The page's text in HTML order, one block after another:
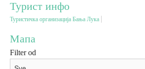
Мапа дестинација
Смјештај
Турист инфо
Туристичка организација Бања Лука
Мапа
Filter od